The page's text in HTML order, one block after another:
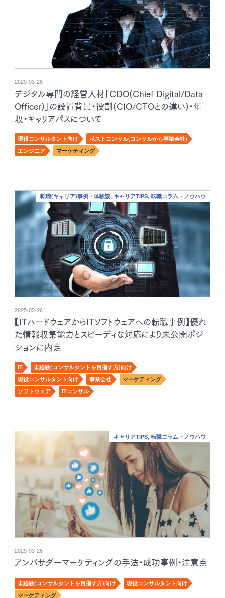
2025-03-26
デジタル専門の経営人材「CDO(Chief Digital/Data
Officer)」の設置背景・役割(CIO/CTOとの違い)・年
収・キャリアパスについて
現役コンサルタント向け
ポストコンサル(コンサルから事業会社)
エンジニア
マーケティング
転職(キャリア)事例・体験談, キャリアTIPS, 転職コラム・ノウハウ
2025-03-26
【ITハードウェアからITソフトウェアへの転職事例】優れ
た情報収集能力とスピーディな対応により未公開ポジ
ションに内定
IT
未経験(コンサルタントを目指す方)向け
現役コンサルタント向け
事業会社
マーケティング
ソフトウェア
ITコンサル
キャリアTIPS, 転職コラム・ノウハウ
2025-03-26
アンバサダーマーケティングの手法・成功事例・注意点
未経験(コンサルタントを目指す方)向け
現役コンサルタント向け
マーケティング